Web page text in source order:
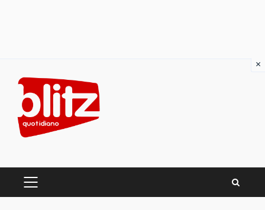
content
PRIMARY
×